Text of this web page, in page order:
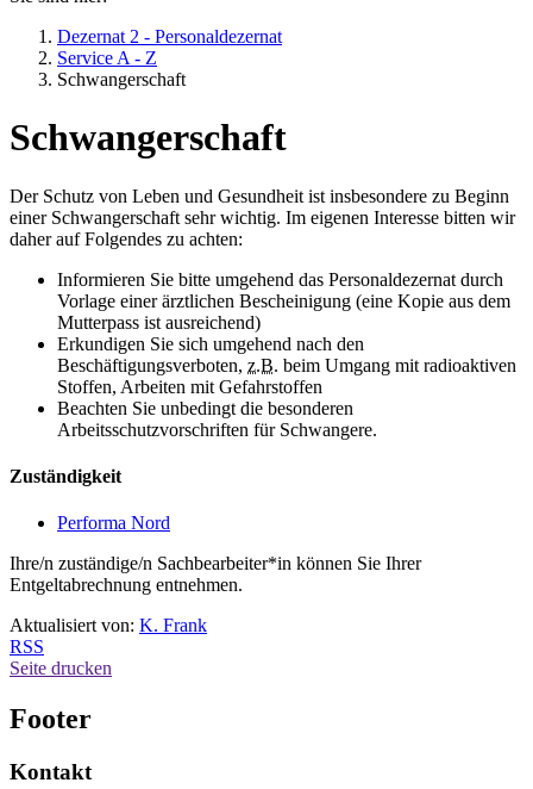
Dezernat 2 - Personaldezernat
Service A - Z
Schwangerschaft
Schwangerschaft
Der Schutz von Leben und Gesundheit ist insbesondere zu Beginn
einer Schwangerschaft sehr wichtig. Im eigenen Interesse bitten wir
daher auf Folgendes zu achten:
Informieren Sie bitte umgehend das Personaldezernat durch
Vorlage einer ärztlichen Bescheinigung (eine Kopie aus dem
Mutterpass ist ausreichend)
Erkundigen Sie sich umgehend nach den
Beschäftigungsverboten, z.B. beim Umgang mit radioaktiven
Stoffen, Arbeiten mit Gefahrstoffen
Beachten Sie unbedingt die besonderen
Arbeitsschutzvorschriften für Schwangere.
Zuständigkeit
Performa Nord
Ihre/n zuständige/n Sachbearbeiter*in können Sie Ihrer
Entgeltabrechnung entnehmen.
Aktualisiert von: K. Frank
RSS
Seite drucken
Footer
Kontakt